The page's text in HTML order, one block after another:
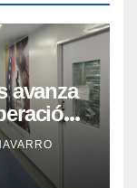
avanza